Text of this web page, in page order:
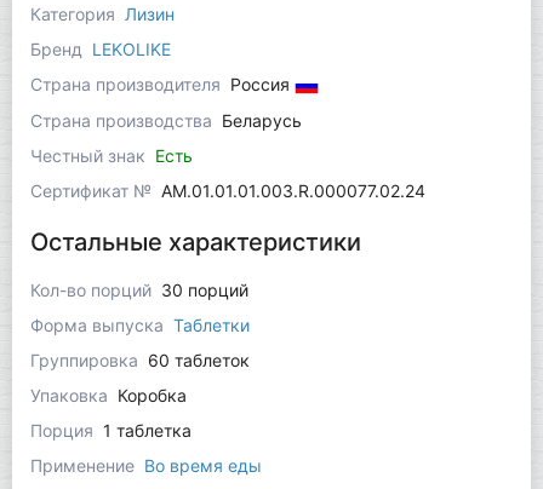
Категория Лизин
Бренд
LEKOLIKE
Страна производителя Россия
Страна производства Беларусь
Честный знак Есть
Сертификат № AM.01.01.01.003.R.000077.02.24
Остальные характеристики
Кол-во порций 30 порций
Форма выпуска Таблетки
Группировка 60 таблеток
Упаковка Коробка
Порция 1 таблетка
Применение Во время еды